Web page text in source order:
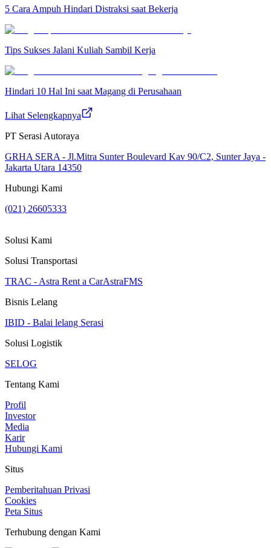
5 Cara Ampuh Hindari Distraksi saat Bekerja
Tips Sukses Jalani Kuliah Sambil Kerja
Hindari 10 Hal Ini saat Magang di Perusahaan
Lihat Selengkapnya
PT Serasi Autoraya
GRHA SERA - Jl.Mitra Sunter Boulevard Kav 90/C2, Sunter Jaya -
Jakarta Utara 14350
Hubungi Kami
(021) 26605333
Solusi Kami
Solusi Transportasi
TRAC - Astra Rent a CarAstraFMS
Bisnis Lelang
IBID - Balai lelang Serasi
Solusi Logistik
SELOG
Tentang Kami
Profil
Investor
Media
Karir
Hubungi Kami
Situs
Pemberitahuan Privasi
Cookies
Peta Situs
Terhubung dengan Kami